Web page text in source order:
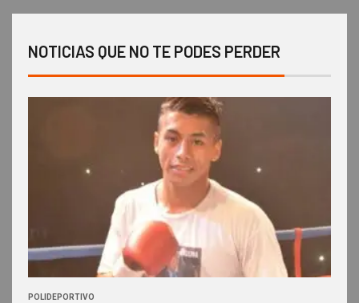
NOTICIAS QUE NO TE PODES PERDER
POLIDEPORTIVO